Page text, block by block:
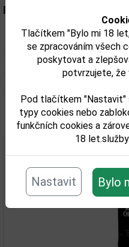
Tlačítkem "Bylo mi 18
se zpracováním všech
poskytovat a
potvrzujete, že
Pod tlačítkem "Nastavit"
typy cookies nebo
funkčních cookies a
18 let.služby.
Nastavit Bylo
Parametry:
Obsah alkoholu obj. %:
Objem obalu (L):
Související zboží